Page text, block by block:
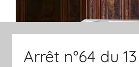
Arrêt n°64 du